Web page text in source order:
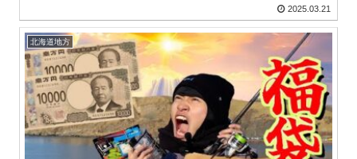
2025.03.21
北海道地方